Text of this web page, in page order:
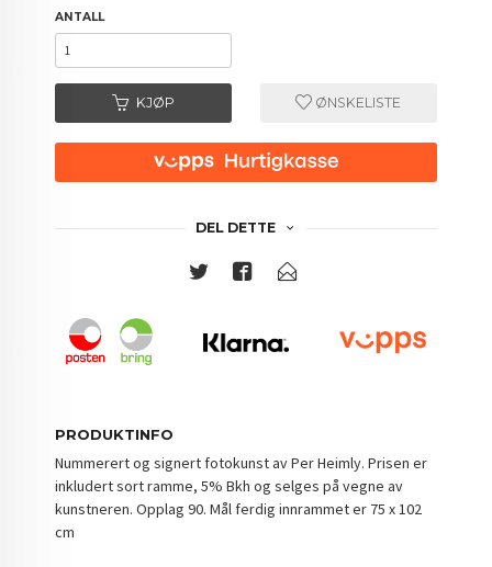
ANTALL
KJØP ØNSKELISTE
DEL DETTE
PRODUKTINFO
Nummerert og signert fotokunst av Per Heimly. Prisen er
inkludert sort ramme, 5% Bkh og selges på vegne av
kunstneren. Opplag 90. Mål ferdig innrammet er 75 x 102
cm